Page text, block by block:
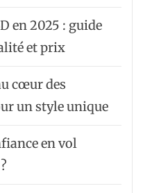
en 2025 : guide
et prix
cœur des
un style unique
en vol